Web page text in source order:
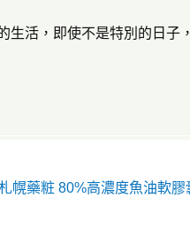
生活，即使不是特別的日子，